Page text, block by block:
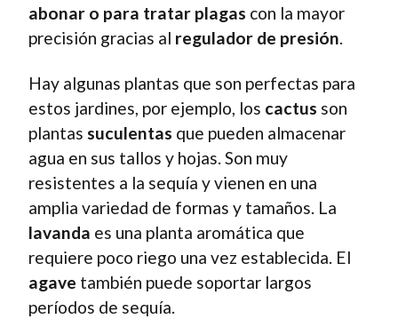
abonar o para tratar plagas con la mayor
precisión gracias al regulador de presión.
Hay algunas plantas que son perfectas para
estos jardines, por ejemplo, los cactus son
plantas suculentas que pueden almacenar
agua en sus tallos y hojas. Son muy
resistentes a la sequía y vienen en una
amplia variedad de formas y tamaños. La
lavanda es una planta aromática que
requiere poco riego una vez establecida. El
agave también puede soportar largos
períodos de sequía.